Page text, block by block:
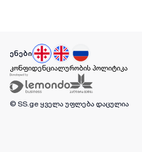
ენები
კონფიდენციალურობის პოლიტიკა
© SS.ge ყველა უფლება დაცულია